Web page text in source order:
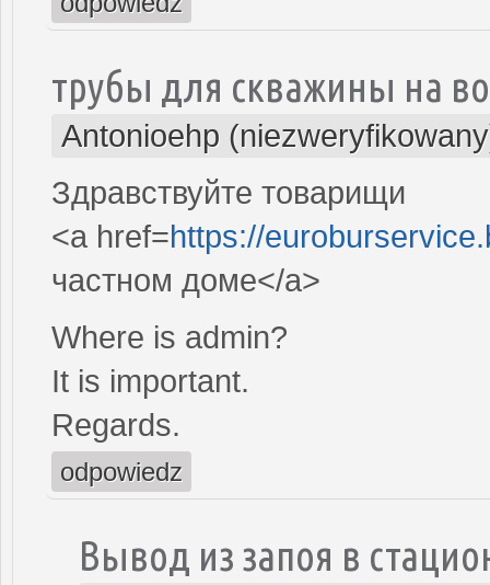
трубы для скважины на
Antonioehp
Здравствуйте товарищи
<a href=https://
частном доме</a>
Where is admin?
It is important.
Regards.
odpowiedz
Вывод из запоя в